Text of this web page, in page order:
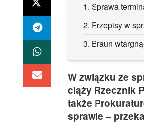
1. Sprawa
2. Przepisy w
3. Braun
W związku ze
ciąży Rzecznik
także
sprawie –